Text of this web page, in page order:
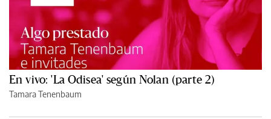
En vivo: 'La Odisea' según Nolan (parte 2)
Tamara Tenenbaum